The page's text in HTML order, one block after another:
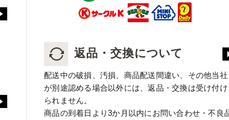
返品・交換について
配送中の破損、汚損、商品配送間違い、その他当社
が別途認める場合以外には、返品・交換は受け付け
られません。
商品の到着日より3か月以内にお問い合わせ・不良